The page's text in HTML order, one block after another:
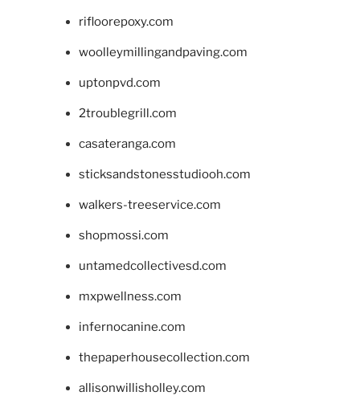
rifloorepoxy.com
woolleymillingandpaving.com
uptonpvd.com
2troublegrill.com
casateranga.com
sticksandstonesstudiooh.com
walkers-treeservice.com
shopmossi.com
untamedcollectivesd.com
mxpwellness.com
infernocanine.com
thepaperhousecollection.com
allisonwillisholley.com